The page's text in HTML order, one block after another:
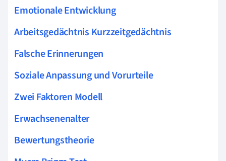
Emotionale Entwicklung
Arbeitsgedächtnis Kurzzeitgedächtnis
Falsche Erinnerungen
Soziale Anpassung und Vorurteile
Zwei Faktoren Modell
Erwachsenenalter
Bewertungstheorie